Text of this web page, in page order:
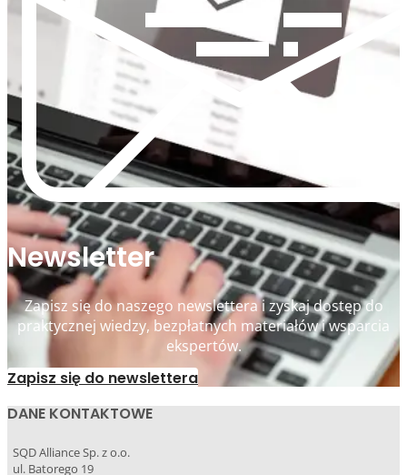
Newsletter
Zapisz się do naszego newslettera i zyskaj dostęp do
praktycznej wiedzy, bezpłatnych materiałów i wsparcia
ekspertów.
Zapisz się do newslettera
DANE KONTAKTOWE
SQD Alliance Sp. z o.o.
ul. Batorego 19